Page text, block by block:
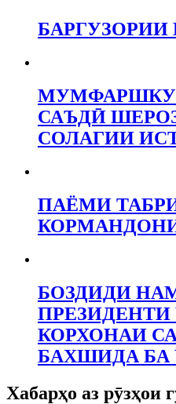
САЪДӢ
СОЛАГИИ
ПАЁМИ
БОЗДИДИ
КОРХОНАИ
БАХШИДА БА
Хабарҳо аз рӯзҳои